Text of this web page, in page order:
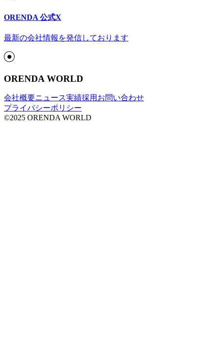
ORENDA 公式X
最新の会社情報を発信しております
ORENDA WORLD
会社概要ニュース実績採用 お問い合わせ
プライバシーポリシー
©2025 ORENDA WORLD